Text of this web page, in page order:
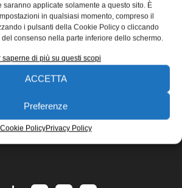
saranno applicate solamente a questo sito. È
in qualsiasi momento, compreso il
i pulsanti della Cookie Policy o cliccando
consenso nella parte inferiore dello schermo.
saperne di più su questi scopi
ACCETTA
Preferenze
Cookie PolicyPrivacy Policy